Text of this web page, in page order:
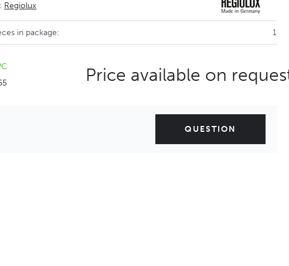
Regiolux
in package: 1
Price available on
QUESTION